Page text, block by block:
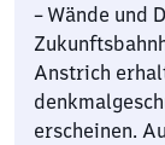
– Wände und
Anstrich
erscheinen.